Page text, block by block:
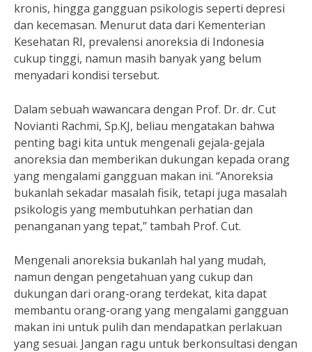
kronis, hingga gangguan psikologis seperti depresi
dan kecemasan. Menurut data dari Kementerian
Kesehatan RI, prevalensi anoreksia di Indonesia
cukup tinggi, namun masih banyak yang belum
menyadari kondisi tersebut.
Dalam sebuah wawancara dengan Prof. Dr. dr. Cut
Novianti Rachmi, Sp.KJ, beliau mengatakan bahwa
penting bagi kita untuk mengenali gejala-gejala
anoreksia dan memberikan dukungan kepada orang
yang mengalami gangguan makan ini. “Anoreksia
bukanlah sekadar masalah fisik, tetapi juga masalah
psikologis yang membutuhkan perhatian dan
penanganan yang tepat,” tambah Prof. Cut.
Mengenali anoreksia bukanlah hal yang mudah,
namun dengan pengetahuan yang cukup dan
dukungan dari orang-orang terdekat, kita dapat
membantu orang-orang yang mengalami gangguan
makan ini untuk pulih dan mendapatkan perlakuan
yang sesuai. Jangan ragu untuk berkonsultasi dengan